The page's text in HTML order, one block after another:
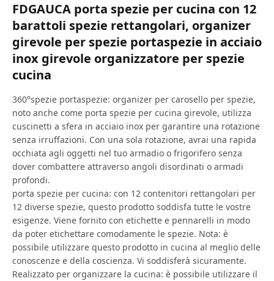
FDGAUCA porta spezie per cucina con 12
barattoli spezie rettangolari, organizer
girevole per spezie portaspezie in acciaio
inox girevole organizzatore per spezie
cucina
360°spezie portaspezie: organizer per carosello per spezie,
noto anche come porta spezie per cucina girevole, utilizza
cuscinetti a sfera in acciaio inox per garantire una rotazione
senza irruffazioni. Con una sola rotazione, avrai una rapida
occhiata agli oggetti nel tuo armadio o frigorifero senza
dover combattere attraverso angoli disordinati o armadi
profondi.
porta spezie per cucina: con 12 contenitori rettangolari per
12 diverse spezie, questo prodotto soddisfa tutte le vostre
esigenze. Viene fornito con etichette e pennarelli in modo
da poter etichettare comodamente le spezie. Nota: è
possibile utilizzare questo prodotto in cucina al meglio delle
conoscenze e della coscienza. Vi soddisferà sicuramente.
Realizzato per organizzare la cucina: è possibile utilizzare il